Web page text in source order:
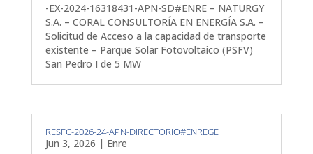
-EX-2024-16318431-APN-SD#ENRE – NATURGY
S.A. – CORAL CONSULTORÍA EN ENERGÍA S.A. –
Solicitud de Acceso a la capacidad de transporte
existente – Parque Solar Fotovoltaico (PSFV)
San Pedro I de 5 MW
RESFC-2026-24-APN-DIRECTORIO#ENREGE
Jun 3, 2026 | Enre